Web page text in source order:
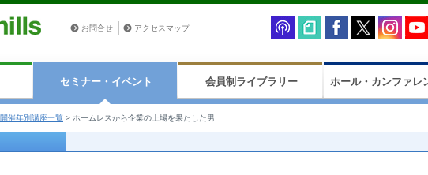
お問合せ アクセスマップ
セミナー・イベント 会員制ライブラリー ホール・カンファレ
開催年別講座一覧 > ホームレスから企業の上場を果たした男